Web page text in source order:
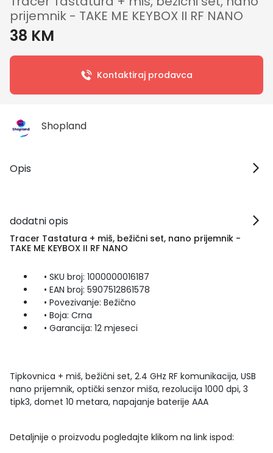
prijemnik - TAKE ME KEYBOX II RF NANO
38 KM
Kontaktiraj prodavca
Shopland
Opis
dodatni opis
Tracer Tastatura + miš, bežični set, nano prijemnik -
TAKE ME KEYBOX II RF NANO
• SKU broj: 1000000016187
• EAN broj: 5907512861578
• Povezivanje: Bežično
• Boja: Crna
• Garancija: 12 mjeseci
Tipkovnica + miš, bežični set, 2.4 GHz RF komunikacija, USB
nano prijemnik, optički senzor miša, rezolucija 1000 dpi, 3
tipk3, domet 10 metara, napajanje baterije AAA
Detaljnije o proizvodu pogledajte klikom na link ispod: